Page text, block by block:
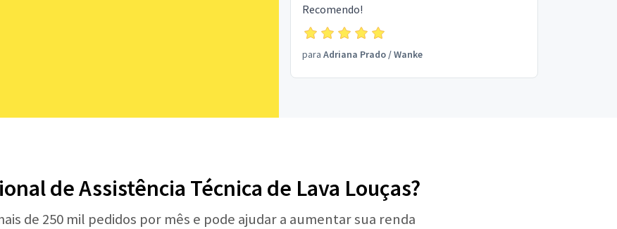
Recomendo!
para Adriana Prado/Wanke
de Assistência Técnica de Lava Louças?
de 250 mil pedidos por mês e pode ajudar a aumentar sua renda